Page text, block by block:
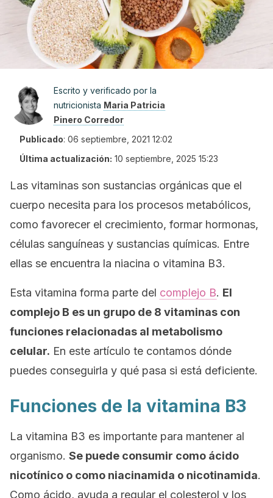
Escrito y verificado por la
nutricionista Maria Patricia
Pinero Corredor
Publicado: 06 septiembre, 2021 12:02
Última actualización: 10 septiembre, 2025 15:23
Las vitaminas son sustancias orgánicas que el
cuerpo necesita para los procesos metabólicos,
como favorecer el crecimiento, formar hormonas,
células sanguíneas y sustancias químicas. Entre
ellas se encuentra la niacina o vitamina B3.
Esta vitamina forma parte del complejo B. El
complejo B es un grupo de 8 vitaminas con
funciones relacionadas al metabolismo
celular. En este artículo te contamos dónde
puedes conseguirla y qué pasa si está deficiente.
Funciones de la vitamina B3
La vitamina B3 es importante para mantener al
organismo. Se puede consumir como ácido
nicotínico o como niacinamida o nicotinamida.
Como ácido, ayuda a regular el colesterol y los